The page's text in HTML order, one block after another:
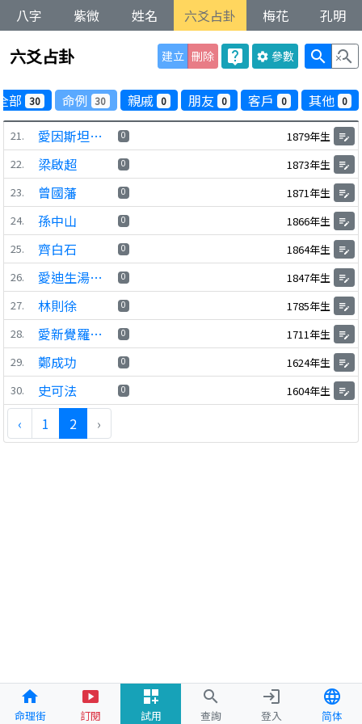
八字 紫微 姓名 六爻占卦 梅花 孔明
六爻占卦 建立 刪除 live_help settings 參數 search search_off
部 30 命例 30 親戚 0 朋友 0 客戶 0 其他 0
21. 愛因斯坦阿爾伯特
0 1879年生 edit_note
22. 梁啟超 0 1873年生 edit_note
23. 曾國藩 0 1871年生 edit_note
24. 孫中山 0 1866年生 edit_note
25. 齊白石 0 1864年生 edit_note
26. 愛迪生湯瑪士 0 1847年生 edit_note
27. 林則徐 0 1785年生 edit_note
28. 愛新覺羅弘曆 0 1711年生 edit_note
29. 鄭成功 0 1624年生 edit_note
30. 史可法 0 1604年生 edit_note
‹ 1 2 ›
home
命理街
smart_display
訂閱
dashboard_customize
試用
search
查詢
login
登入
language
简体